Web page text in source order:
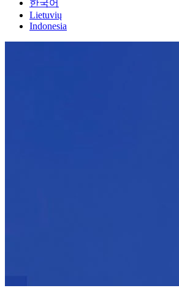
한국어
Lietuvių
Indonesia